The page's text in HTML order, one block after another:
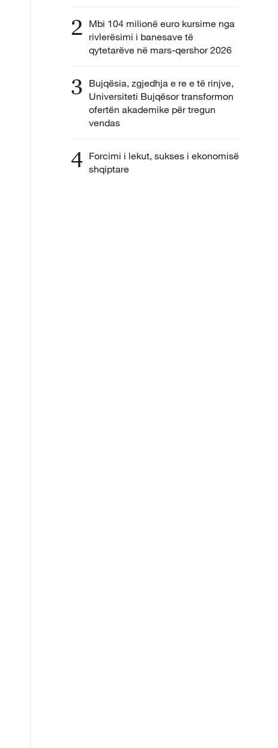
2 Mbi 104 milionë euro kursime nga
rivlerësimi i banesave të
qytetarëve në mars-qershor 2026
3 Bujqësia, zgjedhja e re e të rinjve,
Universiteti Bujqësor transformon
ofertën akademike për tregun
vendas
4 Forcimi i lekut, sukses i ekonomisë
shqiptare